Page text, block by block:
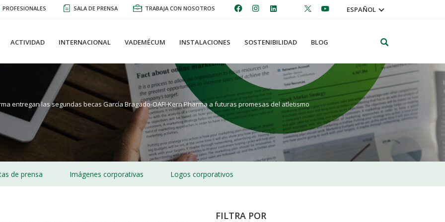
PROFESIONALES SALA DE PRENSA TRABAJA CON NOSOTROS ESPAÑOL
ACTIVIDAD INTERNACIONAL VADEMÉCUM INSTALACIONES SOSTENIBILIDAD BLOG
entregan las segundas becas García Bragado-OAFI-Kern Pharma a futuras promesas del atletismo
de prensa Imágenes corporativas Logos corporativos
FILTRA POR